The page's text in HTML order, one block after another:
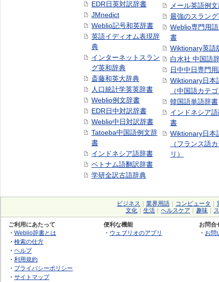
EDR日英対訳辞書
JMnedict
Weblio記号和英辞書
英語イディオム表現辞
典
インターネットスラン
グ英和辞典
斎藤和英大辞典
人口統計学英英辞書
Weblio例文辞書
EDR日中対訳辞書
Weblio中日対訳辞書
Tatoeba中国語例文辞
書
インドネシア語辞書
ベトナム語翻訳辞書
学研全訳古語辞典
メール英語例
最強のスラン
Weblio専門用
書
Wiktionary英語
白水社 中国語
日中中日専門
Wiktionary日本
（中国語カテ
韓国語単語辞書
インドネシア
書
Wiktionary日本
（フランス語
リ）
ビジネス 業界用語 コンピュータ
文化
生活 ヘルスケア 趣味
ご利用にあたって
・ Weblio辞書とは
・ 検索の仕方
・ ヘルプ
・ 利用規約
・ プライバシーポリシー
・ サイトマップ
便利な機能
・ ウェブリオのアプリ
お問合
・ お問